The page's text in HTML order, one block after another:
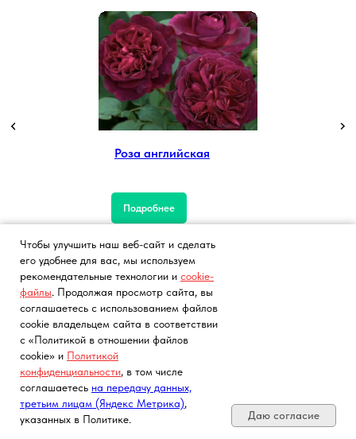
Роза английская
Подробнее
Плодовые деревья
Яблоня
Вишня
Смородина белая
Чтобы улучшить наш веб-сайт и сделать
его удобнее для вас, мы используем
рекомендательные технологии и cookie-
файлы. Продолжая просмотр сайта, вы
соглашаетесь с использованием файлов
cookie владельцем сайта в соответствии
с «Политикой в отношении файлов
cookie» и Политикой
конфиденциальности, в том числе
соглашаетесь на передачу данных,
третьим лицам (Яндекс Метрика),
указанных в Политике.
Даю согласие